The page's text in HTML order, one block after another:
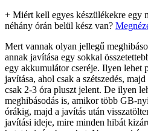
+ Miért kell egyes készülékekre egy
néhány órán belül kész van?
Mert vannak olyan jellegű
annak javítása egy sokkal
egy akkumulátor cseréje. Ilyen lehet
javítása, ahol csak a szétszedés, majd
csak 2-3 óra pluszt jelent. De ilyen
meghibásodás is, amikor több GB-
órákig, majd a javítás után
javítási ideje, mire minden hibát